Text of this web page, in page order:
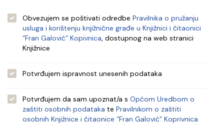
Obvezujem se poštivati odredbe Pravilnika o pružanju
usluga i korištenju knjižnične građe u Knjižnici i čitaonici
“Fran Galović” Kopivnica, dostupnog na web stranici
Knjižnice
Potvrđujem ispravnost unesenih podataka
Potvrđujem da sam upoznat/a s Općom Uredbom o
zaštiti osobnih podataka te Pravilnikom o zaštiti
osobnih Knjižnice i čitaonice “Fran Galović” Koprivnica